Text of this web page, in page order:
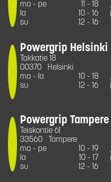
ma - pe
11 - 18
la
10 - 16
su
12 - 16
Powergrip Helsinki
Takkatie 18
00370
Helsinki
ma - la
10 - 18
su
12 - 16
Powergrip Tampere
Teiskontie 61
33560
Tampere
ma - pe
10 - 19
la
10 - 17
su
12 - 16